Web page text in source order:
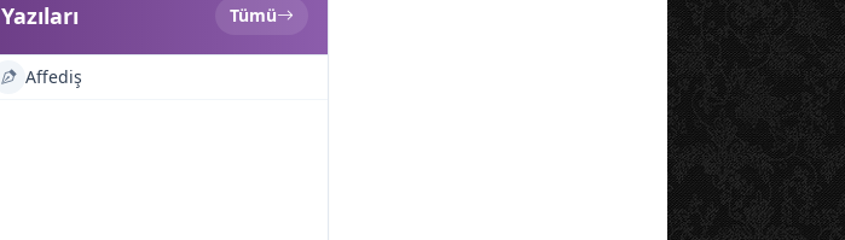
Yazıları Tümü
Affediş